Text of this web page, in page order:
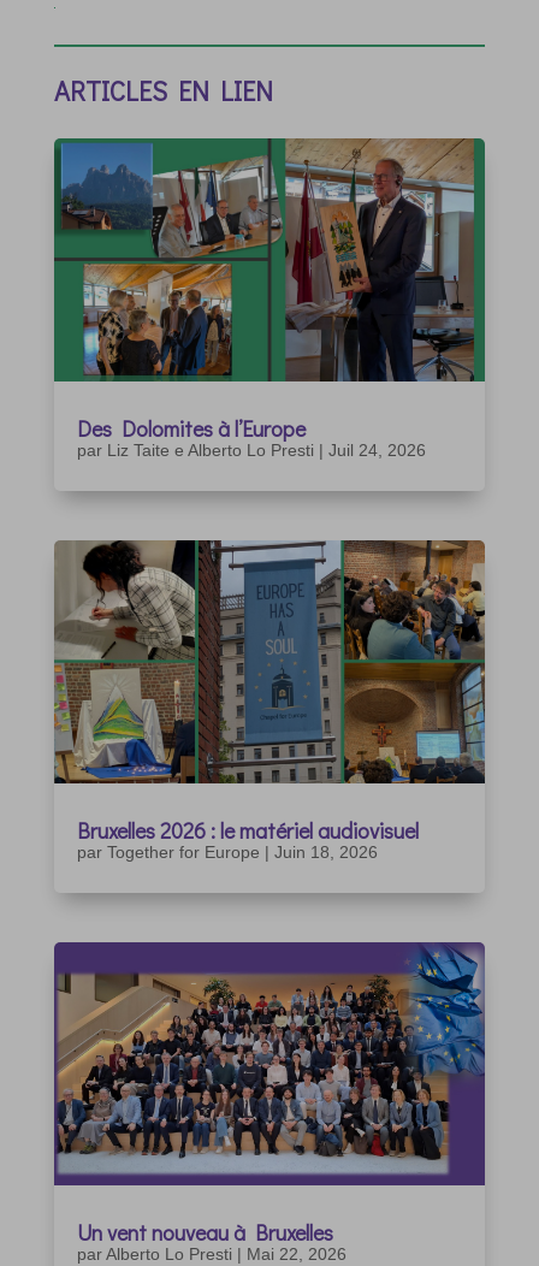
ARTICLES EN LIEN
Des Dolomites à l’Europe
par Liz Taite e Alberto Lo Presti | Juil 24, 2026
Bruxelles 2026 : le matériel audiovisuel
par Together for Europe | Juin 18, 2026
Un vent nouveau à Bruxelles
parAlberto Lo Presti | Mai 22, 2026